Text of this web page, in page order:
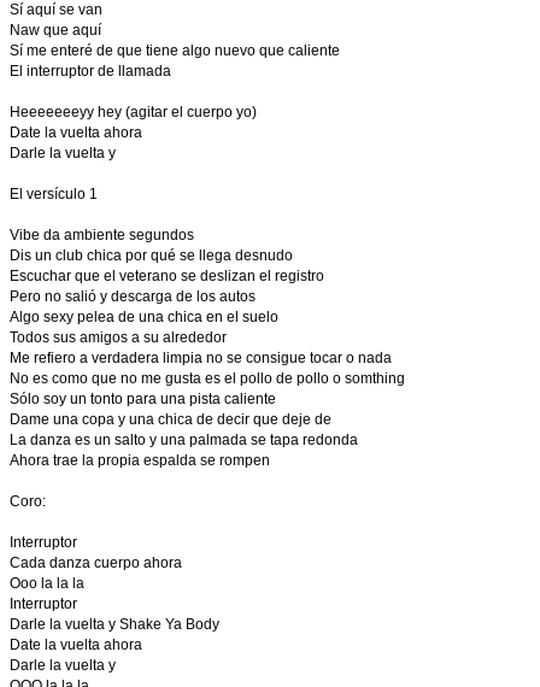
Sí aquí se van
Naw que aquí
Sí me enteré de que tiene algo nuevo que caliente
El interruptor de llamada
Heeeeeeeyy hey (agitar el cuerpo yo)
Date la vuelta ahora
Darle la vuelta y
El versículo 1
Vibe da ambiente segundos
Dis un club chica por qué se llega desnudo
Escuchar que el veterano se deslizan el registro
Pero no salió y descarga de los autos
Algo sexy pelea de una chica en el suelo
Todos sus amigos a su alrededor
Me refiero a verdadera limpia no se consigue tocar o nada
No es como que no me gusta es el pollo de pollo o somthing
Sólo soy un tonto para una pista caliente
Dame una copa y una chica de decir que deje de
La danza es un salto y una palmada se tapa redonda
Ahora trae la propia espalda se rompen
Coro:
Interruptor
Cada danza cuerpo ahora
Ooo la la la
Interruptor
Darle la vuelta y Shake Ya Body
Date la vuelta ahora
Darle la vuelta y